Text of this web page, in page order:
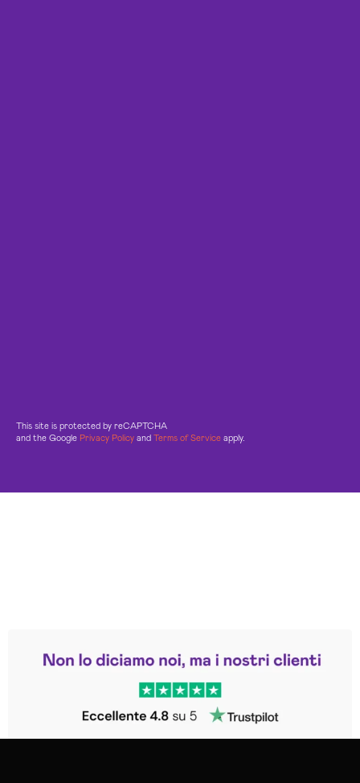
This site is protected by reCAPTCHA
and the Google Privacy Policy and Terms of Service apply.
Trustpilot